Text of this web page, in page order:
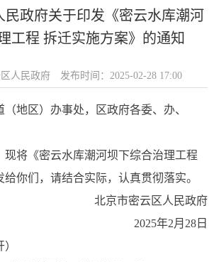
政府关于印发《密云水库潮河
工程 拆迁实施方案》的通知
人民政府 发布时间：2025-02-28 17:00
地区）办事处，区政府各委、办、
现将《密云水库潮河坝下综合治理工程
你们，请结合实际，认真贯彻落实。
北京市密云区人民政府
2025年2月28日